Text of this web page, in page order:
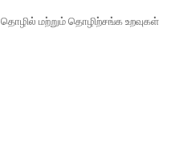
தொழில் மற்றும் தொழிற்சங்க உறவுகள்